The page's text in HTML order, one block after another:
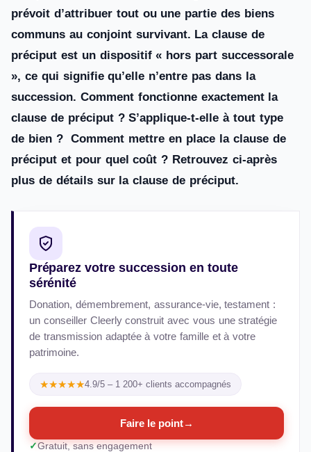
prévoit d’attribuer tout ou une partie des biens
communs au conjoint survivant. La clause de
préciput est un dispositif « hors part successorale
», ce qui signifie qu’elle n’entre pas dans la
succession. Comment fonctionne exactement la
clause de préciput ? S’applique-t-elle à tout type
de bien ? Comment mettre en place la clause de
préciput et pour quel coût ? Retrouvez ci-après
plus de détails sur la clause de préciput.
Préparez votre succession en toute
sérénité
Donation, démembrement, assurance-vie, testament :
un conseiller Cleerly construit avec vous une stratégie
de transmission adaptée à votre famille et à votre
patrimoine.
★★★★★4.9/5 – 1 200+ clients accompagnés
Faire le point→
Gratuit, sans engagement